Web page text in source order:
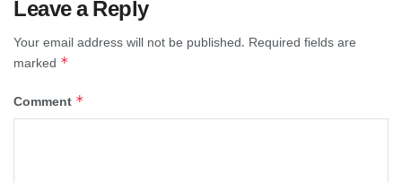
Leave a Reply
Your email address will not be published. Required fields are
marked *
Comment *